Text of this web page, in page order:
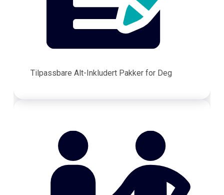
Tilpassbare Alt-Inkludert Pakker for Deg